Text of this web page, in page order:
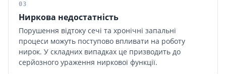
03
Ниркова недостатність
Порушення відтоку сечі та хронічні запальні
процеси можуть поступово впливати на роботу
нирок. У складних випадках це призводить до
серйозного ураження ниркової функції.